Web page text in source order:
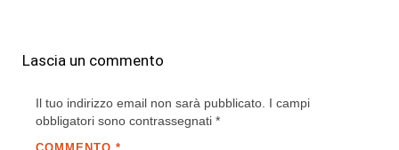
Lascia un commento
Il tuo indirizzo email non sarà pubblicato. I campi
obbligatori sono contrassegnati *